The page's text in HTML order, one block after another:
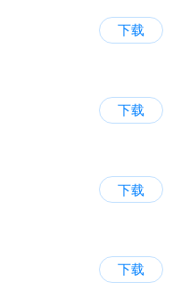
下载
下载
下载
下载